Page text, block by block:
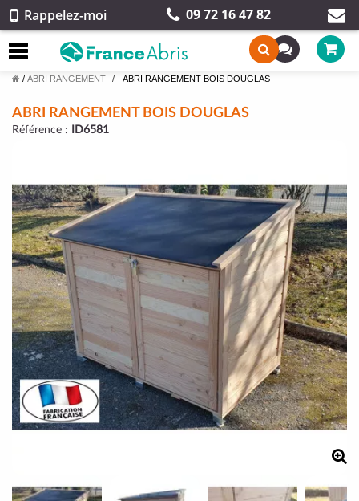
Rappelez-moi 09 72 16 47 82
/ ABRI RANGEMENT ABRI RANGEMENT BOIS DOUGLAS
ABRI RANGEMENT BOIS DOUGLAS
Référence : ID6581